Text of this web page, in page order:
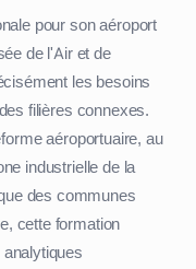
pour son aéroport
de l'Air et de
les besoins
filières connexes.
aéroportuaire, au
industrielle de la
des communes
cette formation